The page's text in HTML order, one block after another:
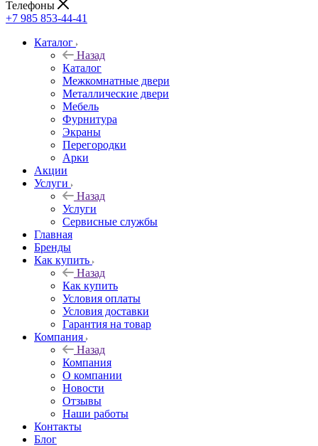
Телефоны
+7 985 853-44-41
Каталог
Назад
Каталог
Межкомнатные двери
Металлические двери
Мебель
Фурнитура
Экраны
Перегородки
Арки
Акции
Услуги
Назад
Услуги
Сервисные службы
Главная
Бренды
Как купить
Назад
Как купить
Условия оплаты
Условия доставки
Гарантия на товар
Компания
Назад
Компания
О компании
Новости
Отзывы
Наши работы
Контакты
Блог